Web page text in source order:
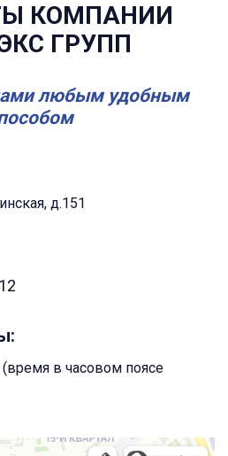
КОМПАНИИ
ГРУПП
любым удобным
д.151
(время в часовом поясе